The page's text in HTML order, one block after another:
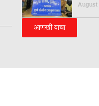
August
आणखी वाचा